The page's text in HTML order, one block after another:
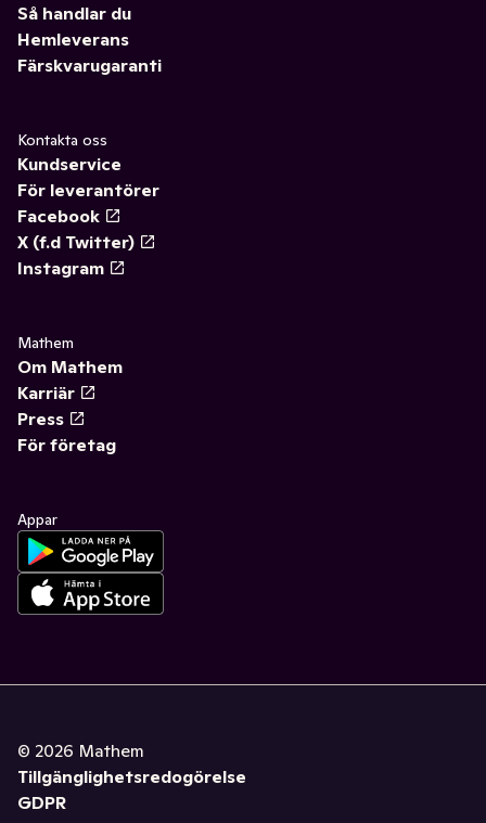
Så handlar du
Hemleverans
Färskvarugaranti
Kontakta oss
Kundservice
För leverantörer
Facebook
X (f.d Twitter)
Instagram
Mathem
Om Mathem
Karriär
Press
För företag
Appar
© 2026 Mathem
Tillgänglighetsredogörelse
GDPR